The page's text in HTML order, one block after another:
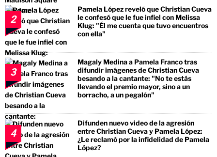
2
Pamela López reveló que Christian Cueva
le confesó que le fue infiel con Melissa
Klug: "Él me cuenta que tuvo encuentros
con ella"
3
Magaly Medina a Pamela Franco tras
difundir imágenes de Christian Cueva
besando a la cantante: "No te estás
llevando el premio mayor, sino a un
borracho, a un pegalón"
4
Difunden nuevo video de la agresión
entre Christian Cueva y Pamela López:
¿Le reclamó por la infidelidad de Pamela
López?